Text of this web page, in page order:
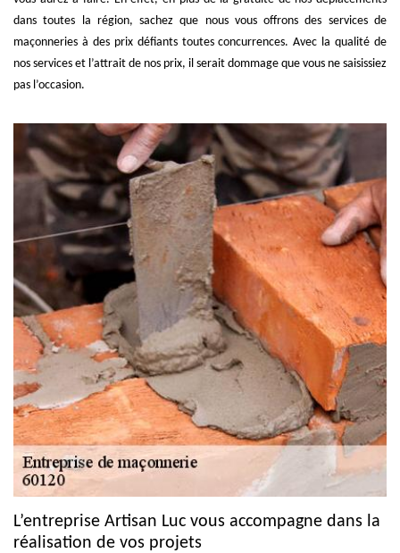
dans toutes la région, sachez que nous vous offrons des services de
maçonneries à des prix défiants toutes concurrences. Avec la qualité de
nos services et l’attrait de nos prix, il serait dommage que vous ne saisissiez
pas l’occasion.
L’entreprise Artisan Luc vous accompagne dans la
réalisation de vos projets